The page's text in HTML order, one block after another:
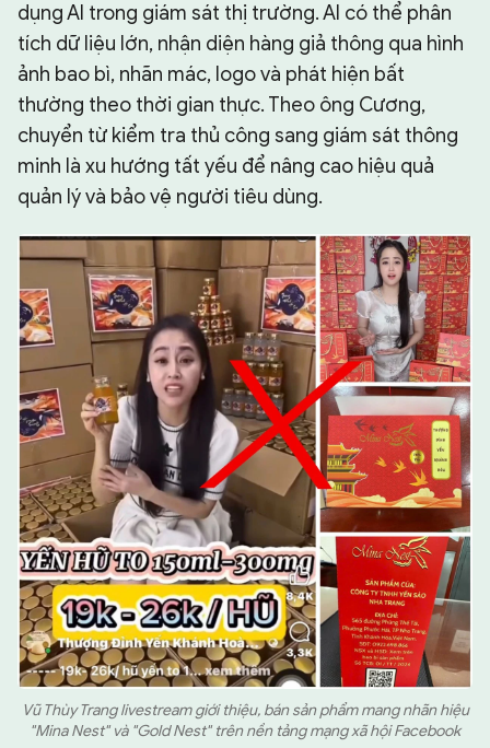
dụng AI trong giám sát thị trường. AI có thể phân
tích dữ liệu lớn, nhận diện hàng giả thông qua hình
ảnh bao bì, nhãn mác, logo và phát hiện bất
thường theo thời gian thực. Theo ông Cương,
chuyển từ kiểm tra thủ công sang giám sát thông
minh là xu hướng tất yếu để nâng cao hiệu quả
quản lý và bảo vệ người tiêu dùng.
Vũ Thùy Trang livestream giới thiệu, bán sản phẩm mang nhãn hiệu
"Mina Nest" và "Gold Nest" trên nền tảng mạng xã hội Facebook